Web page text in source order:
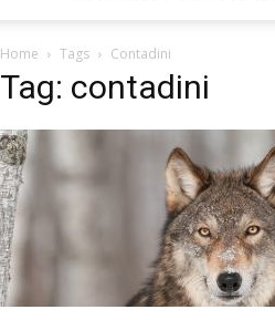
Home Tags Contadini
Tag: contadini